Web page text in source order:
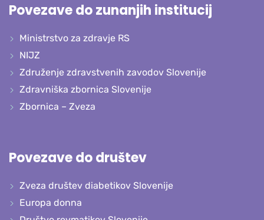
Povezave do zunanjih institucij
Ministrstvo za zdravje RS
NIJZ
Združenje zdravstvenih zavodov Slovenije
Zdravniška zbornica Slovenije
Zbornica – Zveza
Povezave do društev
Zveza društev diabetikov Slovenije
Europa donna